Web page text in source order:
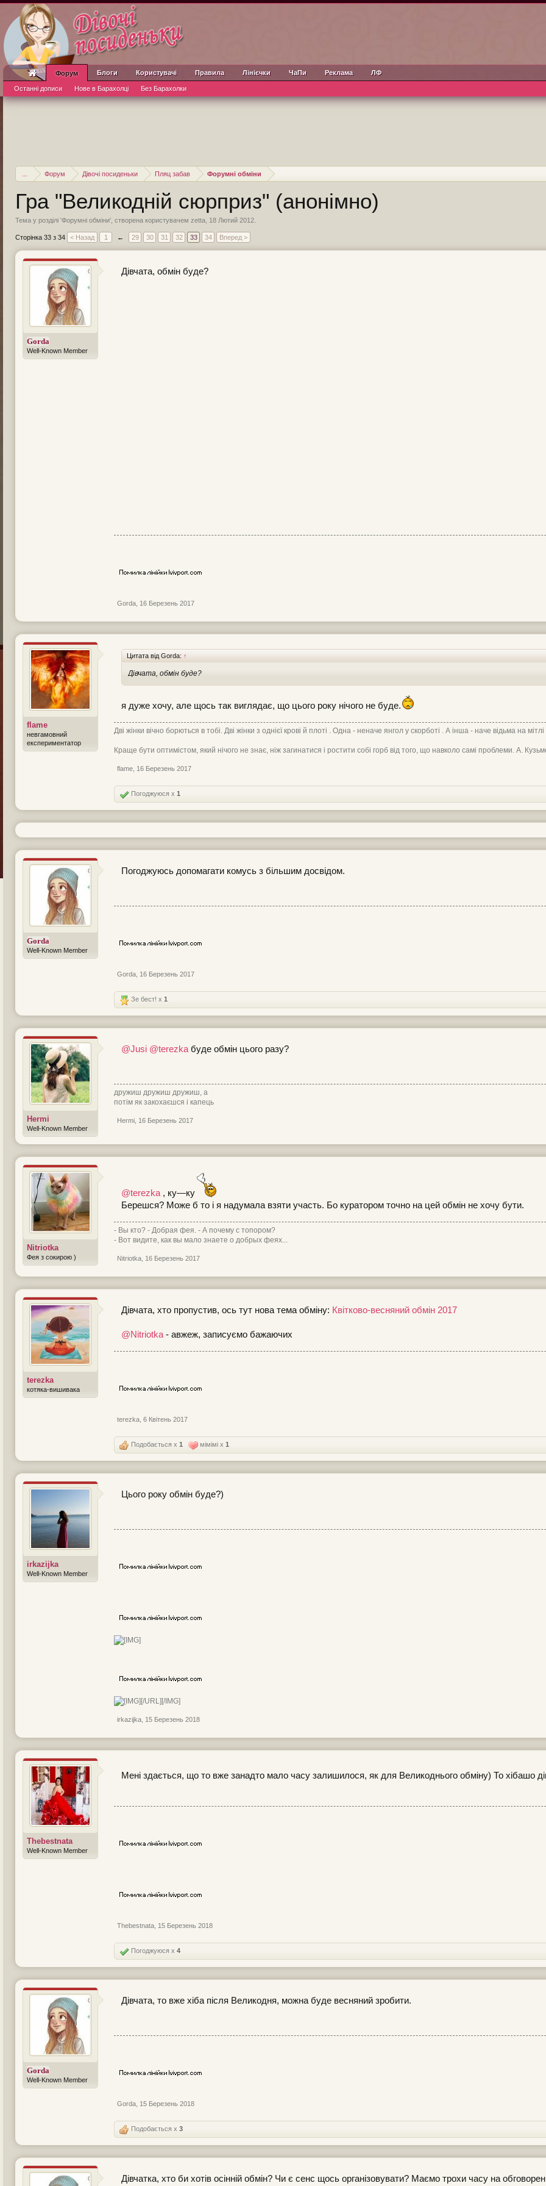
Форум Дівочі посиденьки Пляц забав Форумні обміни
Гра "Великодній сюрприз" (анонімно)
Тема у розділі 'Форумні обміни', створена користувачем zetta 18 Лютий 2012
Сторінка 33 з 34 < Назад 1 ← 29 30 31 32 33 34 Вперед >
Gorda
Well-Known Member
Дівчата, обмін буде?
Gorda 16 Березень 2017
flame
невгамовний
експериментатор
Цитата від Gorda: ↑
Дівчата, обмін буде?
я дуже хочу, але щось так виглядає, що цього року нічого не буде.
Дві жінки вічно борються в тобі. Дві жінки з однієї крові й плоті . Одна - неначе янгол у скорботі . А інша - наче відьма на
Краще бути оптимістом, який нічого не знає, ніж загинатися і ростити собі горб від того, що навколо самі проблеми. А.
flame 16 Березень 2017
Погоджуюся x 1
Gorda
Well-Known Member
Погоджуюсь допомагати комусь з більшим досвідом.
Gorda 16 Березень 2017
Зе бест! x 1
Hermi
Well-Known Member
@Jusi @terezka буде обмін цього разу?
дружиш дружиш дружиш, а
потім як закохаєшся і капець
Hermi 16 Березень 2017
Nitriotka
Фея з сокирою )
@terezka , ку—ку
Берешся? Може б то і я надумала взяти участь. Бо куратором точно на цей обмін не хочу бути.
- Вы кто? - Добрая фея. - А почему с топором?
- Вот видите, как вы мало знаете о добрых феях...
Nitriotka 16 Березень 2017
terezka
котяка-вишивака
Дівчата, хто пропустив, ось тут нова тема обміну: Квітково-весняний обмін 2017
@Nitriotka - авжеж, записуємо бажаючих
terezka 6 Квітень 2017
Подобається x 1 мімімі x 1
irkazijka
Well-Known Member
Цього року обмін буде?)
[/URL][/IMG]
irkazijka 15 Березень 2018
Thebestnata
Well-Known Member
Мені здається, що то вже занадто мало часу залишилося, як для Великоднього обміну) То хібашо
Thebestnata 15 Березень 2018
Погоджуюся x 4
Gorda
Well-Known Member
Дівчата, то вже хіба після Великодня, можна буде весняний зробити.
Gorda 15 Березень 2018
Подобається x 3
Дівчатка, хто би хотів осінній обмін? Чи є сенс щось організовувати? Маємо трохи часу на
Форум
Останні дописи Нове в Барахолці Без Барахолки
Блоги Користувачі Правила Лінієчки ЧаПи Реклама ЛФ